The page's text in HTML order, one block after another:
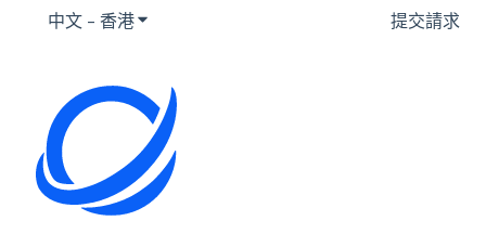
中文 - 香港顯示要翻譯的子選單 提交請求